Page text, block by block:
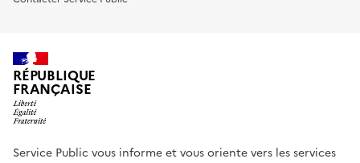
RÉPUBLIQUE
FRANÇAISE
Service Public vous informe et vous oriente vers les services